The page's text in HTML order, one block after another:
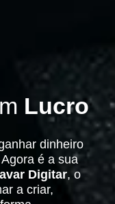
Lucro
dinheiro
é a sua
Digitar, o
a criar,